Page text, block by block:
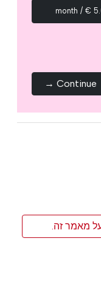
5.00
Continue →
מאמר זה.